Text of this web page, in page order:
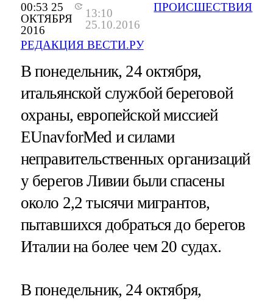
00:53 25
ОКТЯБРЯ
2016
13:10
25.10.2016
РЕДАКЦИЯ ВЕСТИ.РУ
ПРОИСШЕСТВИЯ
В понедельник, 24 октября,
итальянской службой береговой
охраны, европейской миссией
EUnavforMed и силами
неправительственных организаций
у берегов Ливии были спасены
около 2,2 тысячи мигрантов,
пытавшихся добраться до берегов
Италии на более чем 20 судах.
В понедельник, 24 октября,